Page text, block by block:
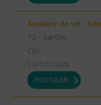
Auxiliaire de vie -
72 - Sarthe
CDI
10/07/2026
POSTULER